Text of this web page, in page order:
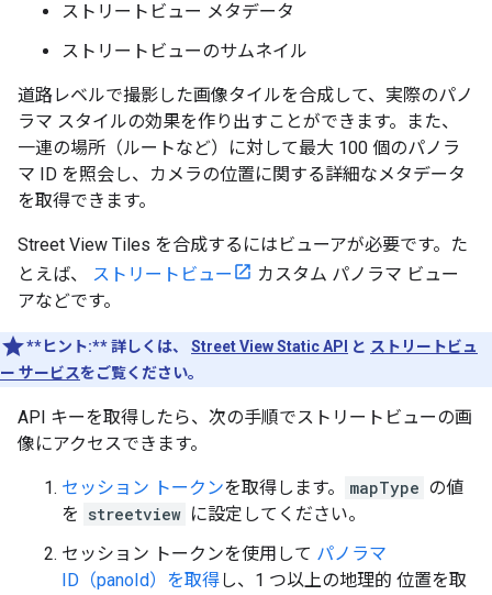
ストリートビュー メタデータ
ストリートビューのサムネイル
道路レベルで撮影した画像タイルを合成して、実際のパノ
ラマ スタイルの効果を作り出すことができます。また、
一連の場所（ルートなど）に対して最大 100 個のパノラ
マ ID を照会し、カメラの位置に関する詳細なメタデータ
を取得できます。
Street View Tiles を合成するにはビューアが必要です。た
とえば、 ストリートビュー
カスタム パノラマ ビュー
アなどです。
**ヒント:**詳しくは、 Street View Static API と ストリートビュ
ー サービスをご覧ください。
API キーを取得したら、次の手順でストリートビューの画
像にアクセスできます。
セッション トークンを取得します。 mapType の値
を streetview に設定してください。
セッション トークンを使用して パノラマ
ID（panoId）を取得し、1 つ以上の地理的 位置を取